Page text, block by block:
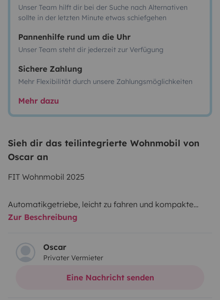
Unser Team hilft dir bei der Suche nach Alternativen
sollte in der letzten Minute etwas schiefgehen
Pannenhilfe rund um die Uhr
Unser Team steht dir jederzeit zur Verfügung
Sichere Zahlung
Mehr Flexibilität durch unsere Zahlungsmöglichkeiten
Mehr dazu
Sieh dir das teilintegrierte Wohnmobil von
Oscar an
FIT Wohnmobil 2025
Automatikgetriebe, leicht zu fahren und kompakte
Abmessungen für einfaches Parken in Städten.
Zustand.
Zuverlässiger Dieselmotor und sanftes
Automatikgetriebe – ideal auch für Fahrer, die nicht an
Zur Beschreibung
Oscar
Privater Vermieter
Eine Nachricht senden